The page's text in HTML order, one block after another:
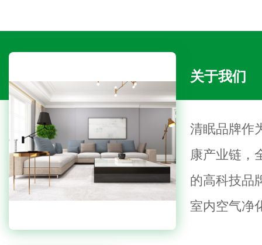
关于我们
清眠品牌作
康产业链，
的高科技品
室内空气净